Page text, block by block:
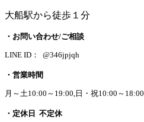
大船駅から徒歩１分
・お問い合わせ/ご相談
LINE ID： @346jpjqh
・営業時間
月～土10:00～19:00,日・祝10:00～18:00
・定休日 不定休